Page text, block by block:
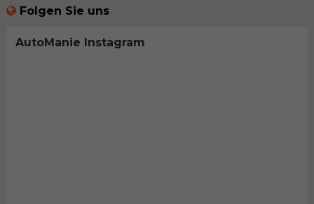
Folgen Sie uns
AutoManie Instagram